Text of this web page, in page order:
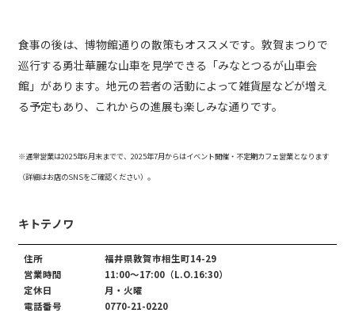
食事の後は、博物館通りの散策もオススメです。敦賀まつりで
巡行する勇壮華麗な山車を見学できる「みなとつるが山車会
館」があります。地元の若者の活動によって雑貨屋などが増え
る予定もあり、これからの進展も楽しみな通りです。
※通常営業は2025年6月末までで、2025年7月からはイベント開催・不定期カフェ営業となります
（詳細はお店のSNSをご確認ください）。
キトテノワ
住所
福井県敦賀市相生町14-29
営業時間
11:00〜17:00（L.O.16:30）
定休日
月・火曜
電話番号
0770-21-0220